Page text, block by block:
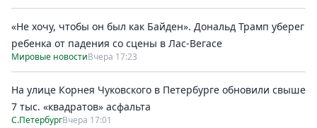
«Не хочу, чтобы он был как Байден». Дональд Трамп уберег
ребенка от падения со сцены в Лас-Вегасе
Мировые новостиВчера 17:23
На улице Корнея Чуковского в Петербурге обновили свыше
7 тыс. «квадратов» асфальта
С.ПетербургВчера 17:01